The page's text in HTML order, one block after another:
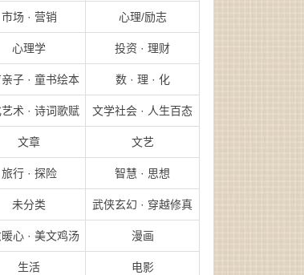
市场 · 营销 心理/励志
心理学 投资 · 理财
子 · 童书绘本 数 · 理 · 化
术 · 诗词歌赋 文学社会 · 人生百态
文章 文艺
旅行 · 探险 智慧 · 思想
未分类 武侠玄幻 · 穿越修真
心 · 美文鸡汤 漫画
生活 电影